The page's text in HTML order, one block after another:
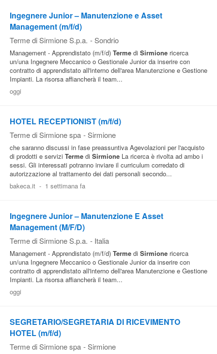
Ingegnere Junior – Manutenzione e Asset
Management (m/f/d)
Terme di Sirmione S.p.a. - Sondrio
Management - Apprendistato (m/f/d) Terme di Sirmione ricerca
un/una Ingegnere Meccanico o Gestionale Junior da inserire con
contratto di apprendistato all'interno dell'area Manutenzione e Gestione
Impianti. La risorsa affiancherà il team...
oggi
HOTEL RECEPTIONIST (m/f/d)
Terme di Sirmione spa - Sirmione
che saranno discussi in fase preassuntiva Agevolazioni per l'acquisto
di prodotti e servizi Terme di Sirmione La ricerca è rivolta ad ambo i
sessi. Gli interessati potranno inviare il curriculum corredato di
autorizzazione al trattamento dei dati personali secondo...
bakeca.it - 1 settimana fa
Ingegnere Junior – Manutenzione E Asset
Management (M/F/D)
Terme di Sirmione S.p.a. - Italia
Management - Apprendistato (m/f/d) Terme di Sirmione ricerca
un/una Ingegnere Meccanico o Gestionale Junior da inserire con
contratto di apprendistato all'interno dell'area Manutenzione e Gestione
Impianti. La risorsa affiancherà il team...
oggi
SEGRETARIO/SEGRETARIA DI RICEVIMENTO
HOTEL (m/f/d)
Terme di Sirmione spa - Sirmione